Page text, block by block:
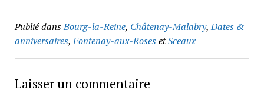
Publié dansBourg-la-Reine, Châtenay-Malabry,Dates &
anniversaires,Fontenay-aux-RosesetSceaux
Laisser un commentaire